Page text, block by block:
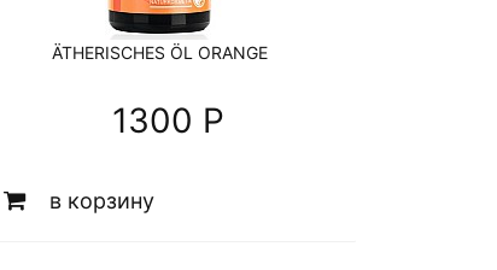
ÄTHERISCHES ÖL ORANGE
1300 P
в корзину